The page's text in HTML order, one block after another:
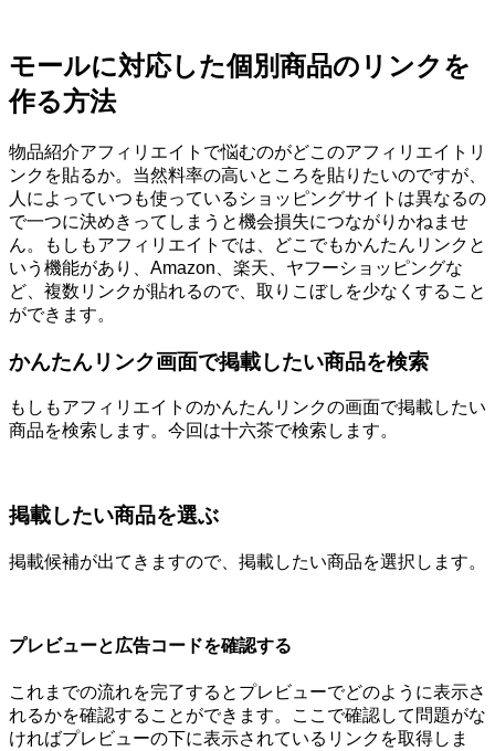
モールに対応した個別商品のリンクを
作る方法
物品紹介アフィリエイトで悩むのがどこのアフィリエイトリ
ンクを貼るか。当然料率の高いところを貼りたいのですが、
人によっていつも使っているショッピングサイトは異なるの
で一つに決めきってしまうと機会損失につながりかねませ
ん。もしもアフィリエイトでは、どこでもかんたんリンクと
いう機能があり、Amazon、楽天、ヤフーショッピングな
ど、複数リンクが貼れるので、取りこぼしを少なくすること
ができます。
かんたんリンク画面で掲載したい商品を検索
もしもアフィリエイトのかんたんリンクの画面で掲載したい
商品を検索します。今回は十六茶で検索します。
掲載したい商品を選ぶ
掲載候補が出てきますので、掲載したい商品を選択します。
プレビューと広告コードを確認する
これまでの流れを完了するとプレビューでどのように表示さ
れるかを確認することができます。ここで確認して問題がな
ければプレビューの下に表示されているリンクを取得しま